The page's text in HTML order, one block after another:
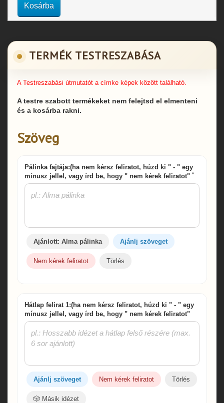
Kosárba
TERMÉK TESTRESZABÁSA
A Testreszabási útmutatót a címke képek között található.
A testre szabott termékeket nem felejtsd el elmenteni
és a kosárba rakni.
Szöveg
Pálinka fajtája:(ha nem kérsz feliratot, húzd ki " - " egy
mínusz jellel, vagy írd be, hogy " nem kérek feliratot" *
Ajánlott: Alma pálinka Ajánlj szöveget
Nem kérek feliratot Törlés
Hátlap felirat 1:(ha nem kérsz feliratot, húzd ki " - " egy
mínusz jellel, vagy írd be, hogy " nem kérek feliratot"
Ajánlj szöveget Nem kérek feliratot Törlés
🎲 Másik idézet